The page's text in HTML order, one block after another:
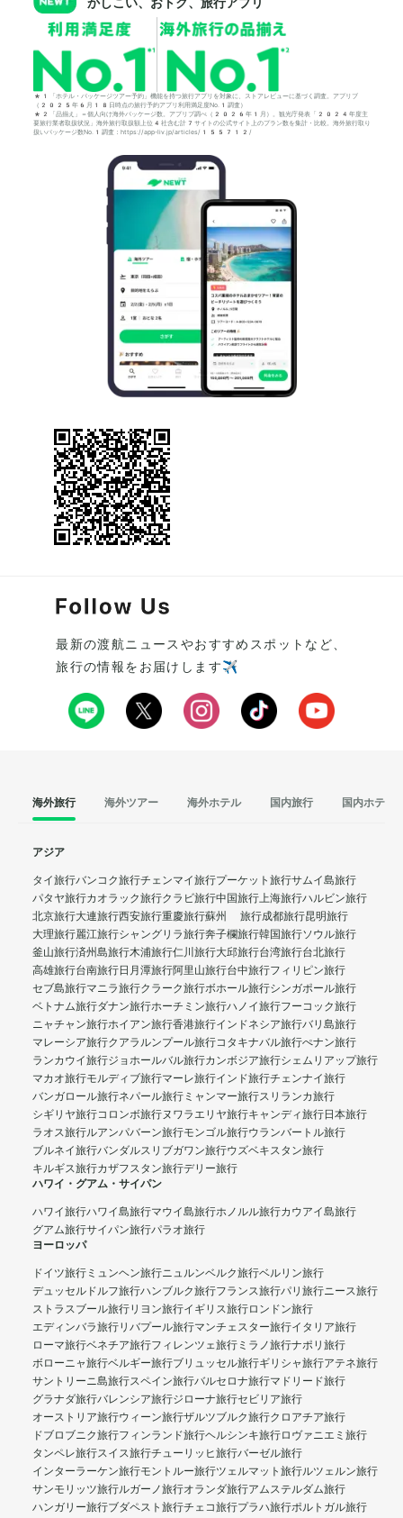
*1「ホテル・パッケージツアー予約」機能を持つ旅行アプリを対象に、ストアレビューに基づく調査。アプリブ
（2025年6月18日時点の旅行予約アプリ利用満足度No.1調査）
*2「品揃え」＝個人向け海外パッケージ数。アプリブ調べ（2026年1月）。観光庁発表「2024年度主
要旅行業者取扱状況」海外旅行取扱額上位4社含む計7サイトの公式サイト上のプラン数を集計・比較。海外旅行取り
扱いパッケージ数No.1調査：https://app-liv.jp/articles/155712/
最新の渡航ニュースやおすすめスポットなど、
旅行の情報をお届けします✈️
海外旅行 海外ツアー 海外ホテル 国内旅行 国内ホテル
アジア
タイ旅行バンコク旅行チェンマイ旅行プーケット旅行サムイ島旅行
パタヤ旅行カオラック旅行クラビ旅行中国旅行上海旅行ハルビン旅行
北京旅行大連旅行西安旅行重慶旅行蘇州 旅行成都旅行昆明旅行
大理旅行麗江旅行シャングリラ旅行奔子欄旅行韓国旅行ソウル旅行
釜山旅行済州島旅行木浦旅行仁川旅行大邱旅行台湾旅行台北旅行
高雄旅行台南旅行日月潭旅行阿里山旅行台中旅行フィリピン旅行
セブ島旅行マニラ旅行クラーク旅行ボホール旅行シンガポール旅行
ベトナム旅行ダナン旅行ホーチミン旅行ハノイ旅行フーコック旅行
ニャチャン旅行ホイアン旅行香港旅行インドネシア旅行バリ島旅行
マレーシア旅行クアラルンプール旅行コタキナバル旅行ぺナン旅行
ランカウイ旅行ジョホールバル旅行カンボジア旅行シェムリアップ旅行
マカオ旅行モルディブ旅行マーレ旅行インド旅行チェンナイ旅行
バンガロール旅行ネパール旅行 ミャンマー旅行スリランカ旅行
シギリヤ旅行コロンボ旅行ヌワラエリヤ旅行キャンディ旅行日本旅行
ラオス旅行ルアンパバーン旅行モンゴル旅行ウランバートル旅行
ブルネイ旅行バンダルスリブガワン旅行ウズベキスタン旅行
キルギス旅行カザフスタン旅行デリー旅行
ハワイ・グアム・サイパン
ハワイ旅行ハワイ島旅行マウイ島旅行ホノルル旅行カウアイ島旅行
グアム旅行サイパン旅行パラオ旅行
ヨーロッパ
ドイツ旅行 ミュンヘン旅行ニュルンベルク旅行ベルリン旅行
デュッセルドルフ旅行ハンブルク旅行フランス旅行パリ旅行ニース旅行
ストラスブール旅行リヨン旅行イギリス旅行ロンドン旅行
エディンバラ旅行リバプール旅行マンチェスター旅行イタリア旅行
ローマ旅行ベネチア旅行フィレンツェ旅行 ミラノ旅行ナポリ旅行
ボローニャ旅行ベルギー旅行ブリュッセル旅行ギリシャ旅行アテネ旅行
サントリーニ島旅行スペイン旅行バルセロナ旅行マドリード旅行
グラナダ旅行バレンシア旅行ジローナ旅行セビリア旅行
オーストリア旅行ウィーン旅行ザルツブルク旅行クロアチア旅行
ドブロブニク旅行フィンランド旅行ヘルシンキ旅行ロヴァニエミ旅行
タンペレ旅行スイス旅行チューリッヒ旅行バーゼル旅行
インターラーケン旅行モントルー旅行ツェルマット旅行ルツェルン旅行
サンモリッツ旅行ルガーノ旅行オランダ旅行アムステルダム旅行
ハンガリー旅行ブダペスト旅行チェコ旅行プラハ旅行ポルトガル旅行